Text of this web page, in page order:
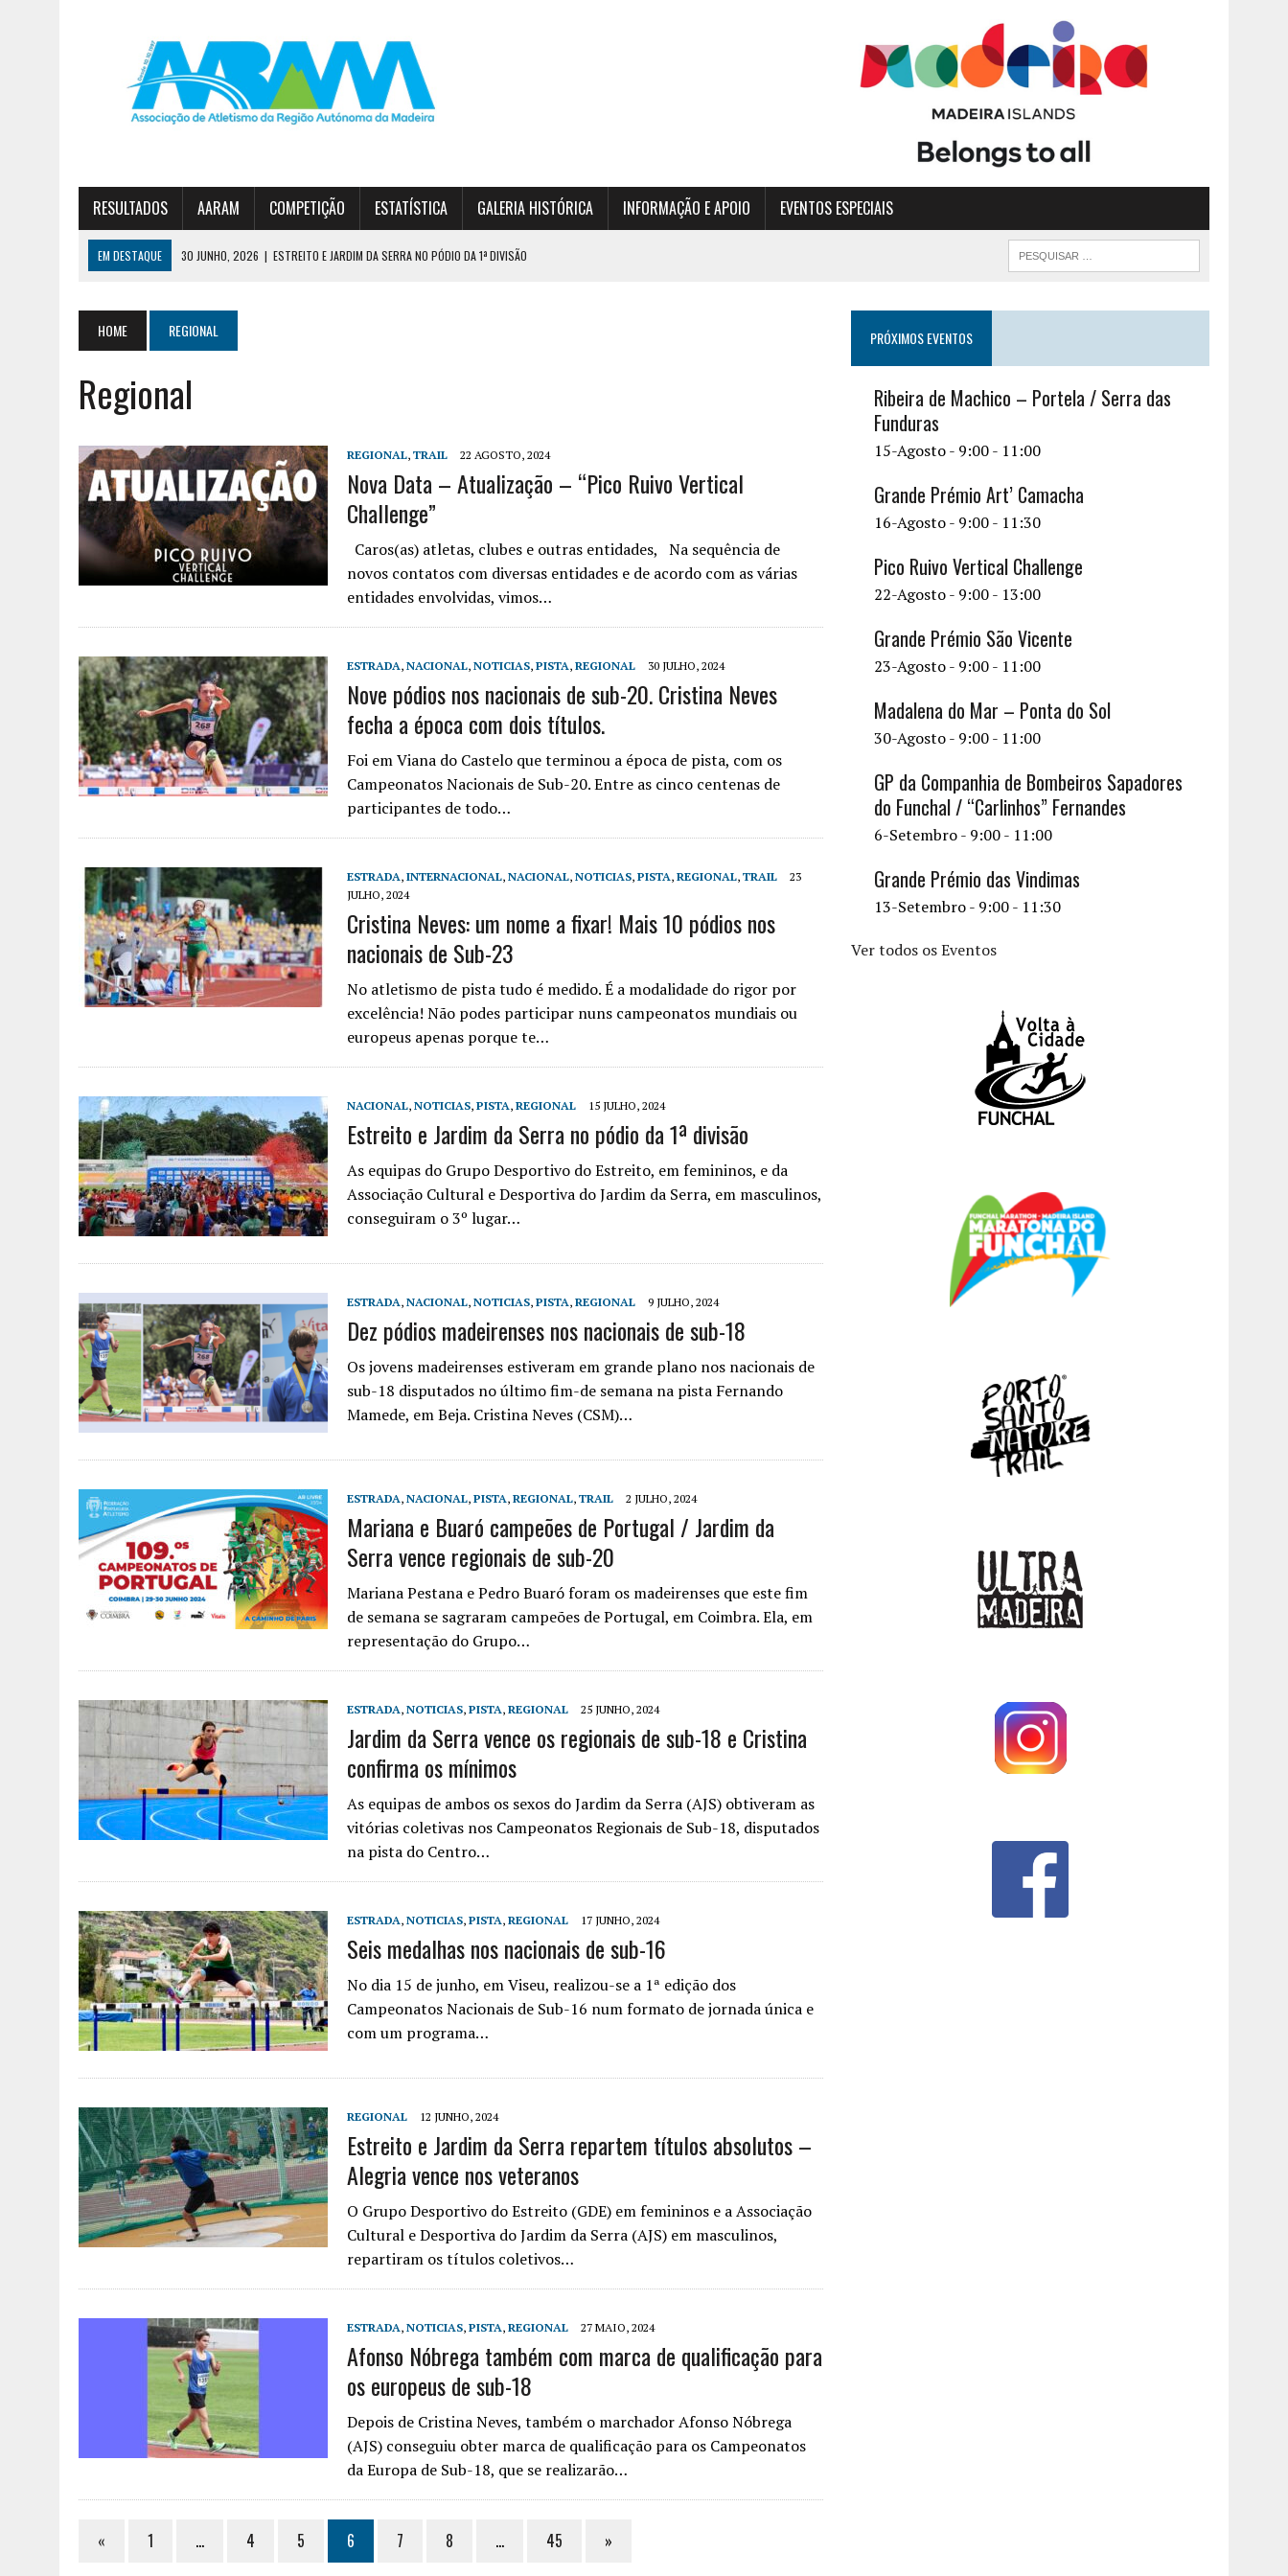
RESULTADOS AARAM COMPETIÇÃO ESTATÍSTICA GALERIA HISTÓRICA INFORMAÇÃO E APOIO EVENTOS ESPECIAIS
EM DESTAQUE 30 JUNHO, 2026 | ESTREITO E JARDIM DA SERRA NO PÓDIO DA 1ª DIVISÃO
HOME REGIONAL
Regional
REGIONAL, TRAIL 22 AGOSTO, 2024
Nova Data – Atualização – “Pico Ruivo Vertical
Challenge”
Caros(as) atletas, clubes e outras entidades, Na sequência de
novos contatos com diversas entidades e de acordo com as várias
entidades envolvidas, vimos…
ESTRADA, NACIONAL, NOTICIAS, PISTA, REGIONAL 30 JULHO, 2024
Nove pódios nos nacionais de sub-20. Cristina Neves
fecha a época com dois títulos.
Foi em Viana do Castelo que terminou a época de pista, com os
Campeonatos Nacionais de Sub-20. Entre as cinco centenas de
participantes de todo…
ESTRADA, INTERNACIONAL, NACIONAL, NOTICIAS, PISTA, REGIONAL, TRAIL
23
JULHO, 2024
Cristina Neves: um nome a fixar! Mais 10 pódios nos
nacionais de Sub-23
No atletismo de pista tudo é medido. É a modalidade do rigor por
excelência! Não podes participar nuns campeonatos mundiais ou
europeus apenas porque te…
NACIONAL, NOTICIAS, PISTA, REGIONAL 15 JULHO, 2024
Estreito e Jardim da Serra no pódio da 1ª divisão
As equipas do Grupo Desportivo do Estreito, em femininos, e da
Associação Cultural e Desportiva do Jardim da Serra, em masculinos,
conseguiram o 3º lugar…
ESTRADA, NACIONAL, NOTICIAS, PISTA, REGIONAL 9 JULHO, 2024
Dez pódios madeirenses nos nacionais de sub-18
Os jovens madeirenses estiveram em grande plano nos nacionais de
sub-18 disputados no último fim-de semana na pista Fernando
Mamede, em Beja. Cristina Neves (CSM)…
ESTRADA, NACIONAL, PISTA, REGIONAL, TRAIL 2 JULHO, 2024
Mariana e Buaró campeões de Portugal / Jardim da
Serra vence regionais de sub-20
Mariana Pestana e Pedro Buaró foram os madeirenses que este fim
de semana se sagraram campeões de Portugal, em Coimbra. Ela, em
representação do Grupo…
ESTRADA, NOTICIAS, PISTA, REGIONAL 25 JUNHO, 2024
Jardim da Serra vence os regionais de sub-18 e Cristina
confirma os mínimos
As equipas de ambos os sexos do Jardim da Serra (AJS) obtiveram as
vitórias coletivas nos Campeonatos Regionais de Sub-18, disputados
na pista do Centro…
ESTRADA, NOTICIAS, PISTA, REGIONAL 17 JUNHO, 2024
Seis medalhas nos nacionais de sub-16
No dia 15 de junho, em Viseu, realizou-se a 1ª edição dos
Campeonatos Nacionais de Sub-16 num formato de jornada única e
com um programa…
REGIONAL 12 JUNHO, 2024
Estreito e Jardim da Serra repartem títulos absolutos –
Alegria vence nos veteranos
O Grupo Desportivo do Estreito (GDE) em femininos e a Associação
Cultural e Desportiva do Jardim da Serra (AJS) em masculinos,
repartiram os títulos coletivos…
ESTRADA, NOTICIAS, PISTA, REGIONAL 27 MAIO, 2024
Afonso Nóbrega também com marca de qualificação para
os europeus de sub-18
Depois de Cristina Neves, também o marchador Afonso Nóbrega
(AJS) conseguiu obter marca de qualificação para os Campeonatos
da Europa de Sub-18, que se realizarão…
« 1 … 4 5 6 7 8 … 45 »
PRÓXIMOS EVENTOS
Ribeira de Machico – Portela / Serra das
Funduras
15-Agosto - 9:00- 11:00
Grande Prémio Art’ Camacha
16-Agosto - 9:00- 11:30
Pico Ruivo Vertical Challenge
22-Agosto - 9:00- 13:00
Grande Prémio São Vicente
23-Agosto - 9:00- 11:00
Madalena do Mar – Ponta do Sol
30-Agosto - 9:00- 11:00
GP da Companhia de Bombeiros Sapadores
do Funchal / “Carlinhos” Fernandes
6-Setembro - 9:00- 11:00
Grande Prémio das Vindimas
13-Setembro - 9:00- 11:30
Ver todos os Eventos